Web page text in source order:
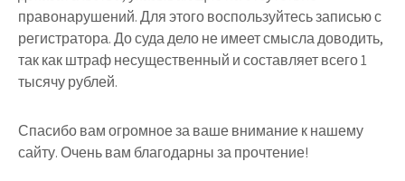
правонарушений. Для этого воспользуйтесь записью с
регистратора. До суда дело не имеет смысла доводить,
так как штраф несущественный и составляет всего 1
тысячу рублей.
Спасибо вам огромное за ваше внимание к нашему
сайту. Очень вам благодарны за прочтение!